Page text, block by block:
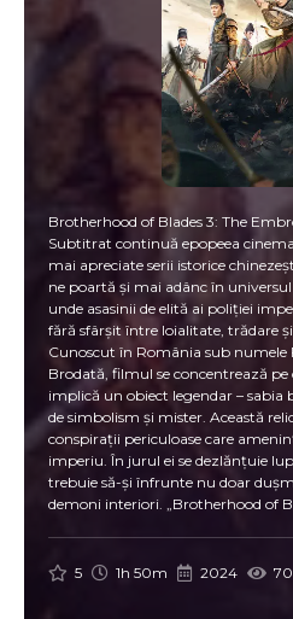
Brotherhood of Blades 3: The
Subtitrat continuă epopeea
mai apreciate serii istorice
ne poartă și mai adânc în
unde asasinii de elită ai poliției
fără sfârșit între loialitate, trădare
Cunoscut în România sub numele
Brodată, filmul se concentrează pe
implică un obiect legendar – sabia
de simbolism și mister. Această
conspirații periculoase care
imperiu. În jurul ei se dezlănțuie
trebuie să-și înfrunte nu doar
demoni interiori. „Brotherhood of
Fiecare duel este coregrafiat cu
5 1h 50m 2024